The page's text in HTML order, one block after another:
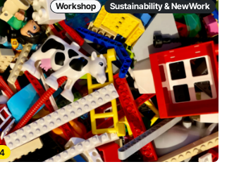
Workshop Sustainability & NewWork